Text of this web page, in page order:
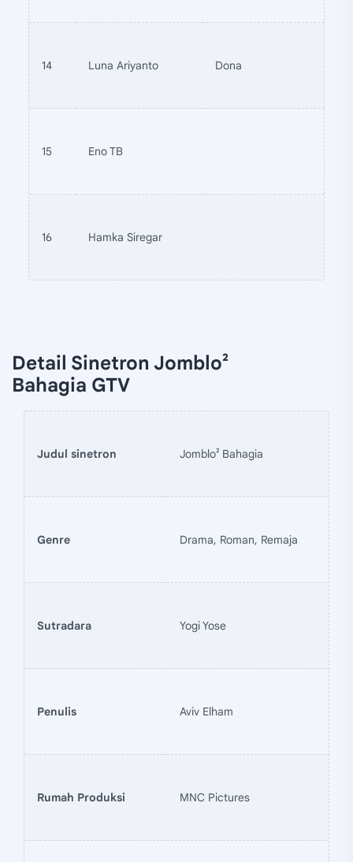
14 Luna Ariyanto Dona
15 Eno TB
16 Hamka Siregar
Detail Sinetron Jomblo²
Bahagia GTV
Judul sinetron Jomblo² Bahagia
Genre Drama, Roman, Remaja
Sutradara Yogi Yose
Penulis Aviv Elham
Rumah Produksi MNC Pictures